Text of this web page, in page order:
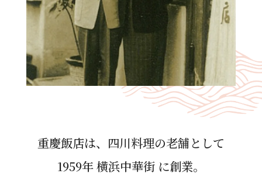
重慶飯店は、四川料理の⽼舗として
1959年 横浜中華街 に創業。